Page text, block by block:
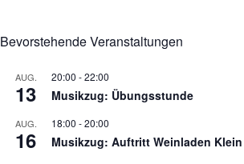
Bevorstehende Veranstaltungen
AUG.
13
20:00 -22:00
Musikzug: Übungsstunde
AUG.
16
18:00 -20:00
Musikzug: Auftritt Weinladen Klein